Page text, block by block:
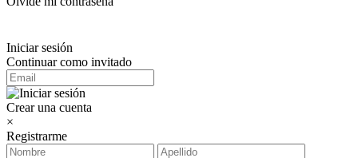
Iniciar sesión
Continuar como invitado
Crear una cuenta
×
Registrarme